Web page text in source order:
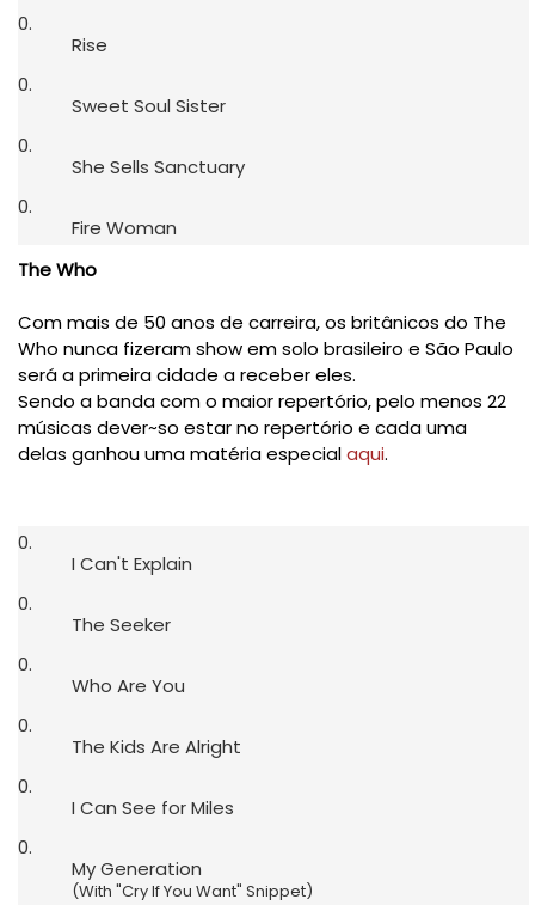
Rise
Sweet Soul Sister
She Sells Sanctuary
Fire Woman
The Who
Com mais de 50 anos de carreira, os britânicos do The
Who nunca fizeram show em solo brasileiro e São Paulo
será a primeira cidade a receber eles.
Sendo a banda com o maior repertório, pelo menos 22
músicas dever~so estar no repertório e cada uma
delas ganhou uma matéria especialaqui.
I Can't Explain
The Seeker
Who Are You
The Kids Are Alright
I Can See for Miles
My Generation
(With "Cry If You Want" Snippet)